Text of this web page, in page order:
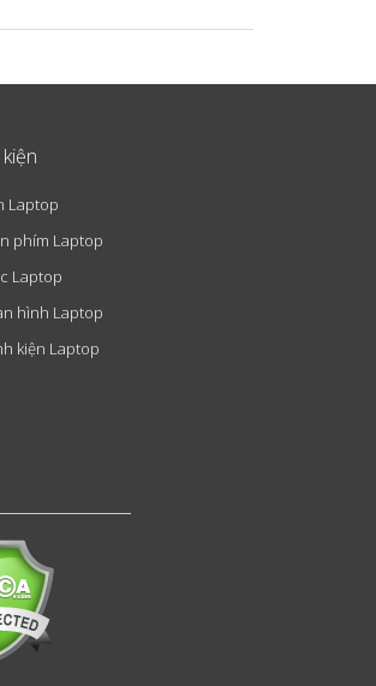
Laptop
phím Laptop
Laptop
hình Laptop
kiện Laptop